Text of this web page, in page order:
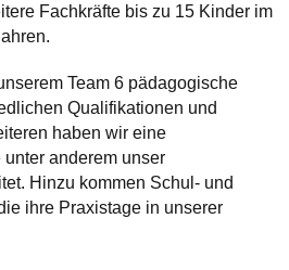
Fachkräfte bis zu 15 Kinder im
Team 6 pädagogische
Qualifikationen und
haben wir eine
anderem unser
Hinzu kommen Schul- und
ihre Praxistage in unserer